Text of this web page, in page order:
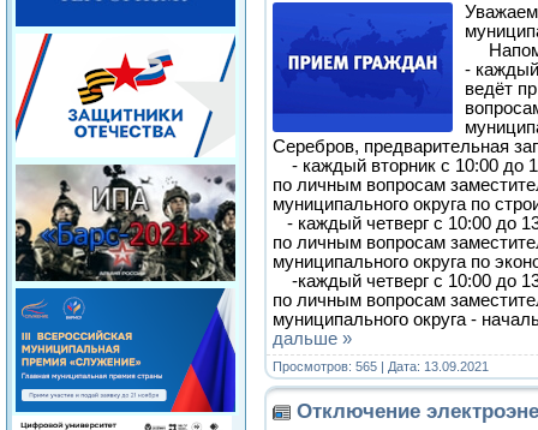
-
ведёт
Серебров, предварительная
- каждый вторник с 10:00 до
по личным вопросам
муниципального округа по
- каждый четверг с 10:00 до
по личным вопросам
муниципального округа по
-каждый четверг с 10:00 до
по личным вопросам
муниципального округа -
дальше »
Просмотров: 565 | Дата: 13.09.2021
Отключение